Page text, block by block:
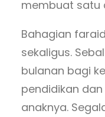
membuat satu
Bahagian
sekaligus.
bulanan bagi
pendidikan
anaknya.